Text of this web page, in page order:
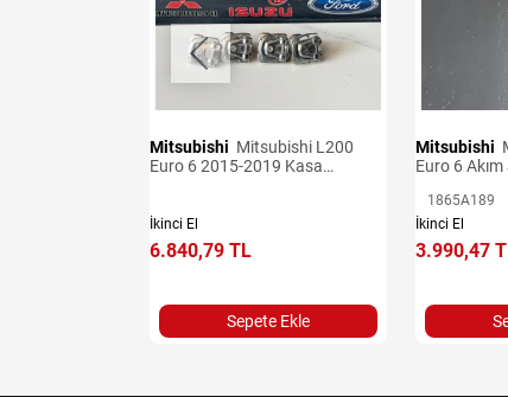
Mitsubishi
Euro 6 2015-2019 Kasa
İkinci El
6.840,79 TL
Sepete Ekle
Mitsubishi
Euro 6
1865A189
İkinci El
3.990,47